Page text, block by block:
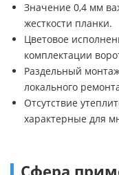
Значение 0,4 мм
жесткости планки.
Цветовое
комплектации
Раздельный
локального
Отсутствие
характерные для